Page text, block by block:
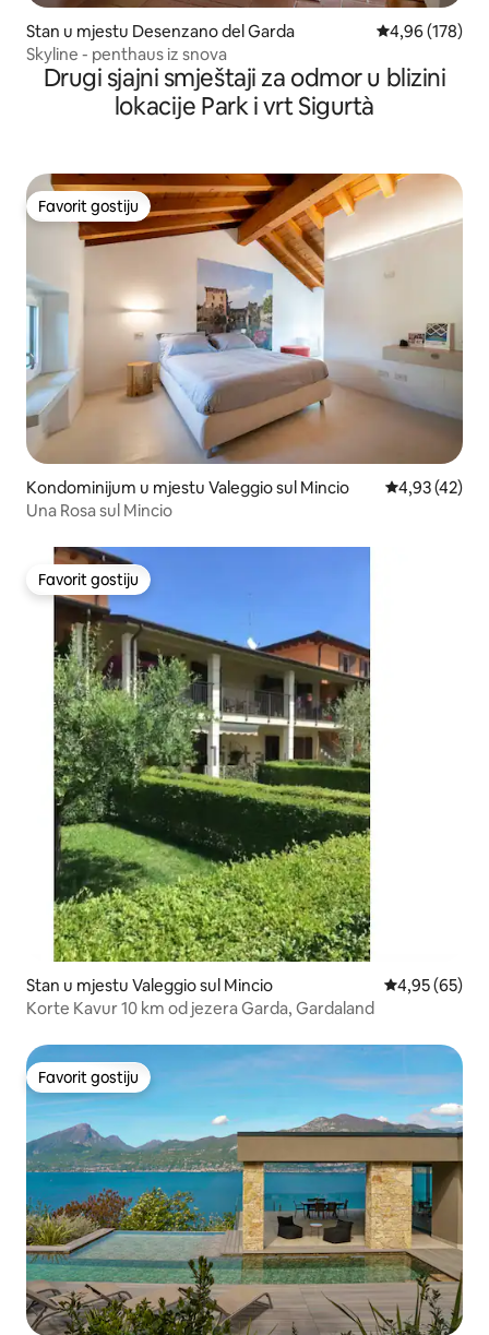
Stan u mjestu Desenzano del Garda prosječna
4,96 (178)
Skyline - penthaus iz snova
Drugi sjajni smještaji za odmor u blizini
lokacije Park i vrt Sigurtà
Favorit gostiju
Favorit gostiju
Kondominijum u mjestu Valeggio sul Mincio prosječna
4,93 (42)
Una Rosa sul Mincio
Favorit gostiju
Favorit gostiju
Stan u mjestu Valeggio sul Mincio prosječna
4,95 (65)
Korte Kavur 10 km od jezera Garda, Gardaland
Favorit gostiju
Favorit gostiju